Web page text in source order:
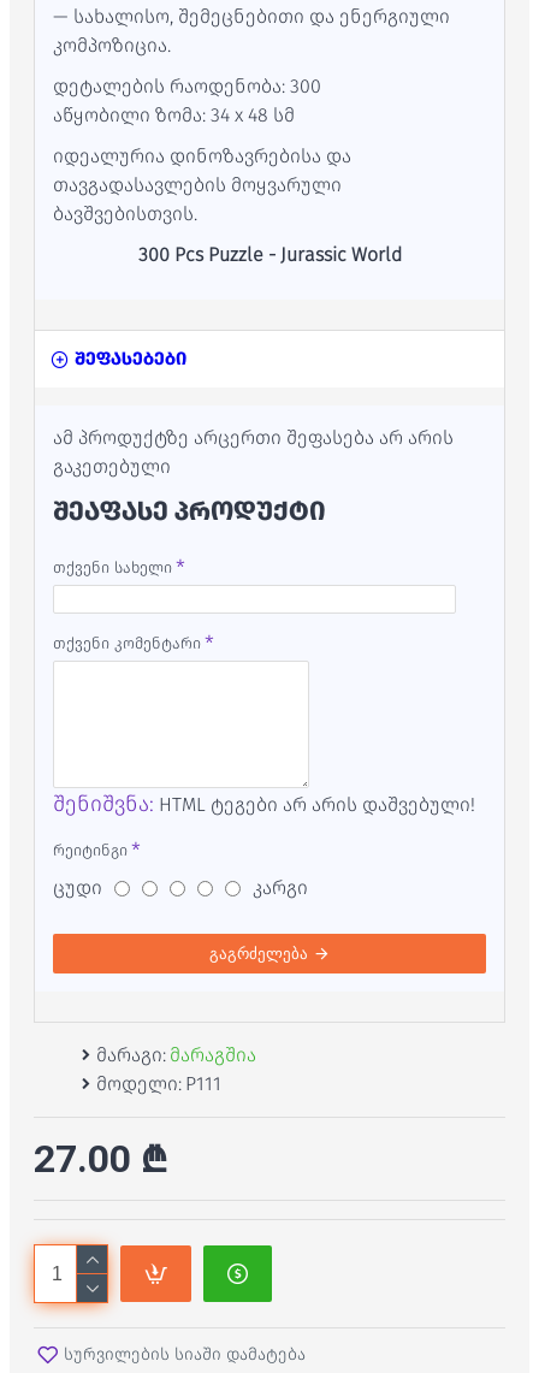
— სახალისო, შემეცნებითი და ენერგიული
კომპოზიცია.
დეტალების რაოდენობა: 300
აწყობილი ზომა: 34 x 48 სმ
იდეალურია დინოზავრებისა და
თავგადასავლების მოყვარული
ბავშვებისთვის.
300 Pcs Puzzle - Jurassic World
შეფასებები
ამ პროდუქტზე არცერთი შეფასება არ არის
გაკეთებული
ᲨᲔᲐᲤᲐᲡᲔ ᲞᲠᲝᲓᲣᲥᲢᲘ
თქვენი სახელი
თქვენი კომენტარი
შენიშვნა: HTML ტეგები არ არის დაშვებული!
რეიტინგი
ცუდი კარგი
გაგრძელება
მარაგი: მარაგშია
მოდელი: P111
27.00 ₾
სურვილების სიაში დამატება